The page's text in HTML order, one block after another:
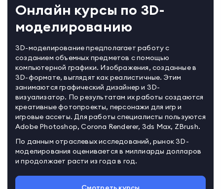
Онлайн курсы по 3D-
моделированию
3D-моделирование предполагает работу с
созданием объемных предметов с помощью
компьютерной графики. Изображения, созданные в
3D-формате, выглядят как реалистичные. Этим
занимаются графический дизайнер и 3D-
визуализатор. По результатам их работы создаются
креативные фотопроекты, персонажи для игр и
игровые ассеты. Для работы специалисты пользуются
Adobe Photoshop, Corona Renderer, 3ds Max, ZBrush.
По данным отраслевых исследований, рынок 3D-
моделирования оценивается в миллиарды долларов
и продолжает расти из года в год.